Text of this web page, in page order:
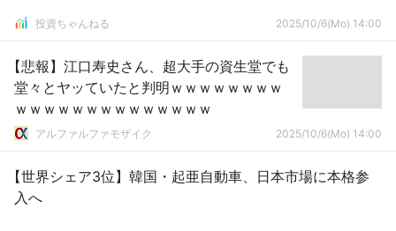
投資ちゃんねる 2025/10/6(Mo) 14:00
【悲報】江口寿史さん、超大手の資生堂でも
堂々とヤッていたと判明ｗｗｗｗｗｗｗｗ
ｗｗｗｗｗｗｗｗｗｗｗｗｗｗ
アルファルファモザイク 2025/10/6(Mo) 14:00
【世界シェア3位】韓国・起亜自動車、日本市場に本格参
入へ